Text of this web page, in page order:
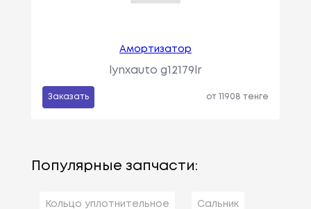
Амортизатор
lynxauto g12179lr
Заказать от 11908 тенге
Популярные запчасти:
Кольцо уплотнительное Сальник